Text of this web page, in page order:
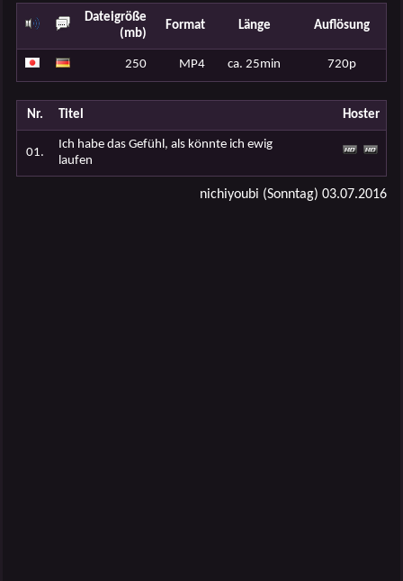
Dateigröße
(mb)
Format Länge Auflösung
250 MP4 ca. 25min 720p
Nr. Titel Hoster
01.
Ich habe das Gefühl, als könnte ich ewig
laufen
nichiyoubi (Sonntag) 03.07.2016